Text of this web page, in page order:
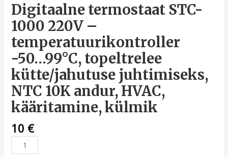
Digitaalne termostaat STC-
1000 220V –
temperatuurikontroller
-50…99°C, topeltrelee
kütte/jahutuse juhtimiseks,
NTC 10K andur, HVAC,
kääritamine, külmik
10 €